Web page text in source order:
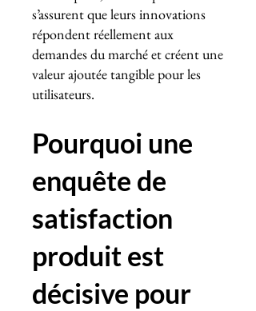
s’assurent que leurs innovations
répondent réellement aux
demandes du marché et créent une
valeur ajoutée tangible pour les
utilisateurs.
Pourquoi une
enquête de
satisfaction
produit est
décisive pour